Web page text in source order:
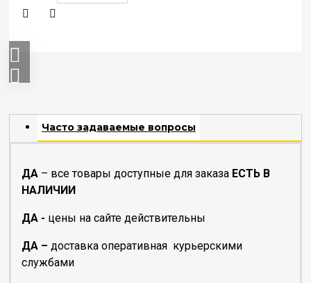
Часто задаваемые вопросы
ДА – все товары доступные для заказа ЕСТЬ В
НАЛИЧИИ
ДА - цены на сайте действительны
ДА – доставка оперативная курьерскими
службами